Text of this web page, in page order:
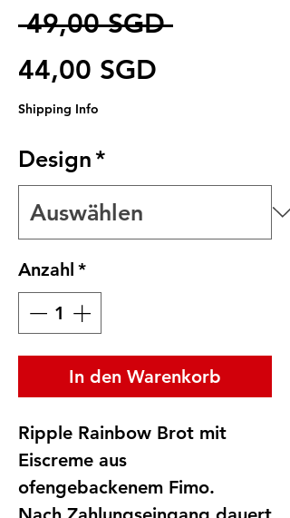
49,00 SGD
44,00 SGD
Shipping Info
Design*
Anzahl *
In den Warenkorb
Ripple Rainbow Brot mit
Eiscreme aus
ofengebackenem Fimo.